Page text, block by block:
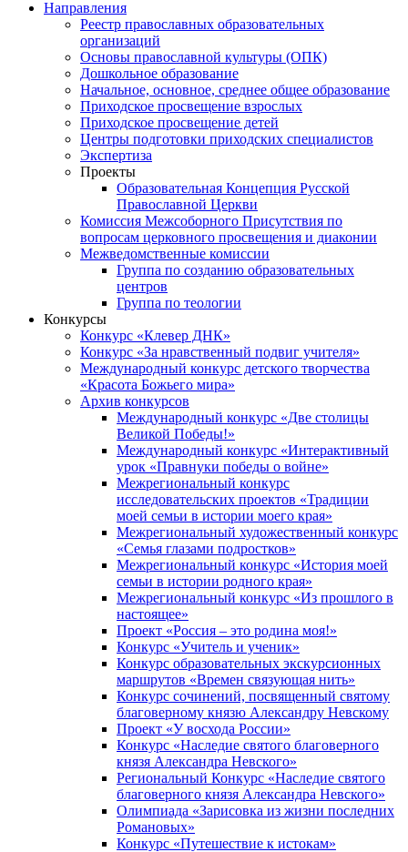
Направления
Реестр православных образовательных
организаций
Основы православной культуры (ОПК)
Дошкольное образование
Начальное, основное, среднее общее образование
Приходское просвещение взрослых
Приходское просвещение детей
Центры подготовки приходских специалистов
Экспертиза
Проекты
Образовательная Концепция Русской
Православной Церкви
Комиссия Межсоборного Присутствия по
вопросам церковного просвещения и диаконии
Межведомственные комиссии
Группа по созданию образовательных
центров
Группа по теологии
Конкурсы
Конкурс «Клевер ДНК»
Конкурс «За нравственный подвиг учителя»
Международный конкурс детского творчества
«Красота Божьего мира»
Архив конкурсов
Международный конкурс «Две столицы
Великой Победы!»
Международный конкурс «Интерактивный
урок «Правнуки победы о войне»
Межрегиональный конкурс
исследовательских проектов «Традиции
моей семьи в истории моего края»
Межрегиональный художественный конкурс
«Семья глазами подростков»
Межрегиональный конкурс «История моей
семьи в истории родного края»
Межрегиональный конкурс «Из прошлого в
настоящее»
Проект «Россия – это родина моя!»
Конкурс «Учитель и ученик»
Конкурс образовательных экскурсионных
маршрутов «Времен связующая нить»
Конкурс сочинений, посвященный святому
благоверному князю Александру Невскому
Проект «У восхода России»
Конкурс «Наследие святого благоверного
князя Александра Невского»
Региональный Конкурс «Наследие святого
благоверного князя Александра Невского»
Олимпиада «Зарисовка из жизни последних
Романовых»
Конкурс «Путешествие к истокам»